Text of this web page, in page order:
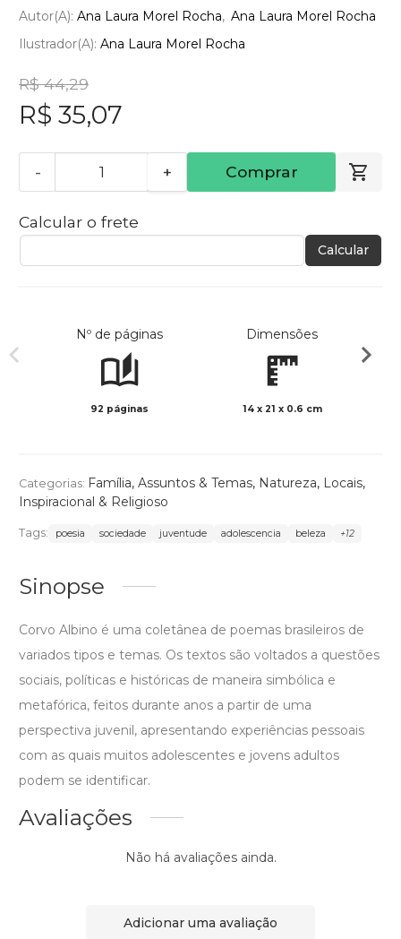
Autor(a): Ana Laura Morel Rocha
Ana Laura Morel Rocha
Ilustrador(a): Ana Laura Morel Rocha
R$ 44,29
R$ 35,07
- + Comprar
Calcular o frete
Calcular
Nº de páginas
92 páginas
Dimensões
14 x 21 x 0.6 cm
Categorias: Família, Assuntos & Temas, Natureza, Locais,
Inspiracional & Religioso
Tags: poesia sociedade juventude adolescencia beleza +12
Sinopse
Corvo Albino é uma coletânea de poemas brasileiros de
variados tipos e temas. Os textos são voltados a questões
sociais, políticas e históricas de maneira simbólica e
metafórica, feitos durante anos a partir de uma
perspectiva juvenil, apresentando experiências pessoais
com as quais muitos adolescentes e jovens adultos
podem se identificar.
Avaliações
Não há avaliações ainda.
Adicionar uma avaliação